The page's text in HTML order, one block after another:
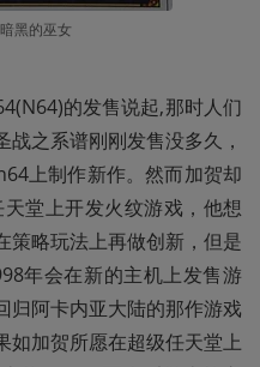
黑的巫女
的发售说起,那时人们
之系谱刚刚发售没多久，
上制作新作。然而加贺却
堂上开发火纹游戏，他想
策略玩法上再做创新，但是
年会在新的主机上发售游
归阿卡内亚大陆的那作游戏
如加贺所愿在超级任天堂上